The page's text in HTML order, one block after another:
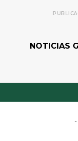
NOTICIAS
-